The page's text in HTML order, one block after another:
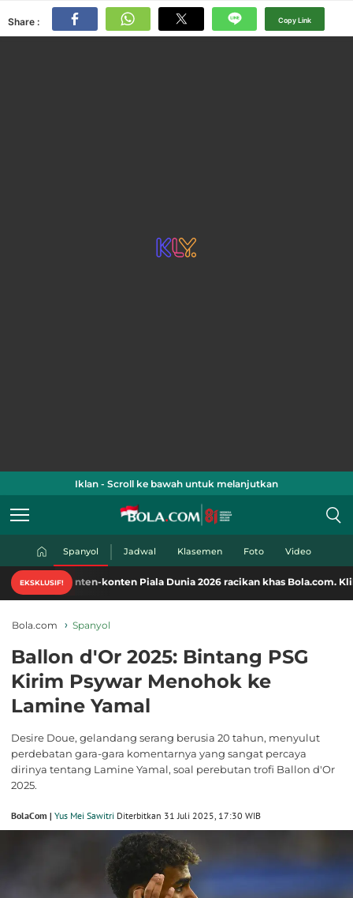
Share : Copy Link
Iklan - Scroll ke bawah untuk melanjutkan
Spanyol Jadwal Klasemen Foto Video
EKSKLUSIF!
konten Piala Dunia 2026 racikan khas Bola.com. Klik di sini!
Bola.com Spanyol
Ballon d'Or 2025: Bintang PSG
Kirim Psywar Menohok ke
Lamine Yamal
Desire Doue, gelandang serang berusia 20 tahun, menyulut
perdebatan gara-gara komentarnya yang sangat percaya
dirinya tentang Lamine Yamal, soal perebutan trofi Ballon d'Or
2025.
BolaCom | Yus Mei Sawitri Diterbitkan 31 Juli 2025, 17:30 WIB